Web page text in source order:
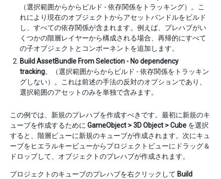
（選択範囲からからビルド - 依存関係をトラッキング）。こ
れにより現在のオブジェクトからアセットバンドルをビルド
し、すべての依存関係が含まれます。例えば、プレハブがい
くつかの階層レイヤーから構成される場合、再帰的にすべて
の子オブジェクトとコンポーネントを追加します。
Build AssetBundle From Selection - No dependency
tracking。（選択範囲からからビルド - 依存関係をトラッキン
グしない）。これは前述の手法の反対のオプションであり、
選択範囲のアセットのみを単独で含みます。
この例では、新規のプレハブを作成すべきです。最初に新規のキ
ューブを作成するために GameObject > 3D Object > Cube を選択
すると、階層ビューに新規のキューブが作成されます。次にキュ
ーブをヒエラルキービューからプロジェクトビューにドラッグ＆
ドロップして、オブジェクトのプレハブが作成されます。
プロジェクトのキューブのプレハブを右クリックして Build